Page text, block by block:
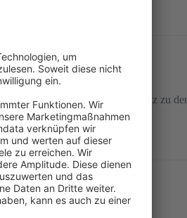
an Eigenschaften im Gegensatz zu